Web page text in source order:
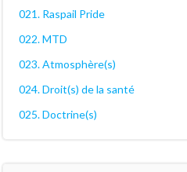
021. Raspail Pride
022. MTD
023. Atmosphère(s)
024. Droit(s) de la santé
025. Doctrine(s)